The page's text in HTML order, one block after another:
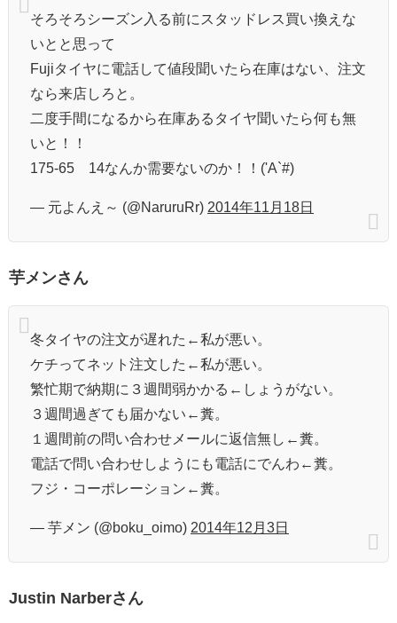
そろそろシーズン入る前にスタッドレス買い換えな
いとと思って
Fujiタイヤに電話して値段聞いたら在庫はない、注文
なら来店しろと。
二度手間になるから在庫あるタイヤ聞いたら何も無
いと！！
175-65 14なんか需要ないのか！！('A`#)
— 元よんえ～ (@NaruruRr) 2014年11月18日
芋メンさん
冬タイヤの注文が遅れた←私が悪い。
ケチってネット注文した←私が悪い。
繁忙期で納期に３週間弱かかる←しょうがない。
３週間過ぎても届かない←糞。
１週間前の問い合わせメールに返信無し←糞。
電話で問い合わせしようにも電話にでんわ←糞。
フジ・コーポレーション←糞。
— 芋メン (@boku_oimo) 2014年12月3日
Justin Narberさん